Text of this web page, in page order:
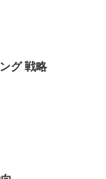
グ 戦略